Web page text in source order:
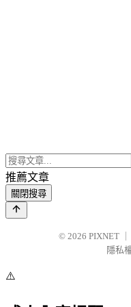
推薦文章
關閉搜尋
© 2026 PIXNET
隱私
⚠️